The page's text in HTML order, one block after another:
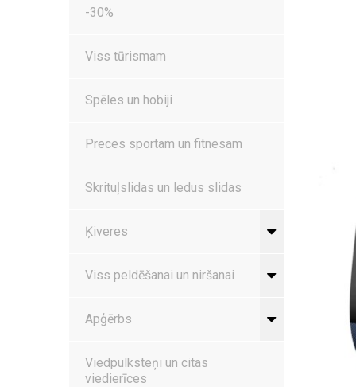
-30%
Viss tūrismam
Spēles un hobiji
Preces sportam un fitnesam
Skrituļslidas un ledus slidas
Ķiveres
Viss peldēšanai un niršanai
Apģērbs
Viedpulksteņi un citas
viedierīces